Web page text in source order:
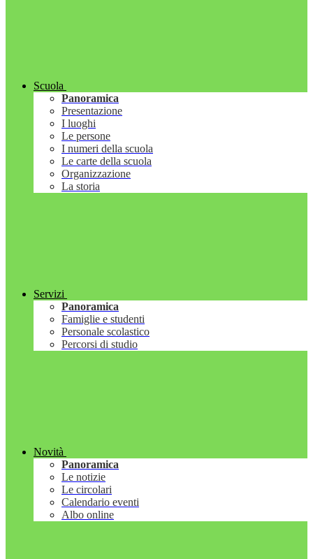
Scuola
Panoramica
Presentazione
I luoghi
Le persone
I numeri della scuola
Le carte della scuola
Organizzazione
La storia
Servizi
Panoramica
Famiglie e studenti
Personale scolastico
Percorsi di studio
Novità
Panoramica
Le notizie
Le circolari
Calendario eventi
Albo online